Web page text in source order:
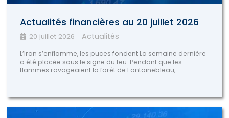
Actualités financières au 20 juillet 2026
20 juillet 2026 Actualités
L’Iran s’enflamme, les puces fondent La semaine dernière
a été placée sous le signe du feu. Pendant que les
flammes ravageaient la forêt de Fontainebleau, ...